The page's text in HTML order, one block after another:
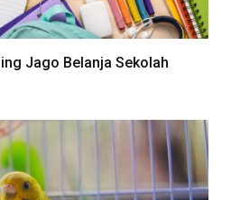
Jago Belanja Sekolah